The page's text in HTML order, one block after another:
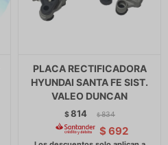
PLACA RECTIFICADORA
HYUNDAI SANTA FE SIST.
VALEO DUNCAN
$814 $ 834
$ 692